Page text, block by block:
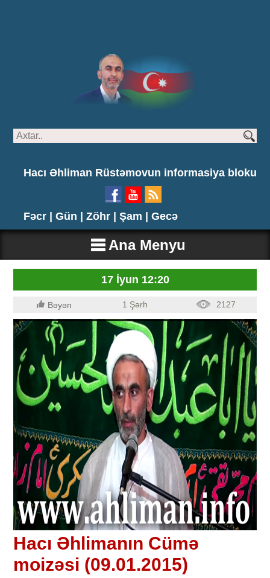
Hacı Əhliman Rüstəmovun informasiya bloku
Fəcr | Gün | Zöhr | Şam | Gecə
Ana Menyu
17 İyun 12:20
Bəyən 1 Şərh 2127
Hacı Əhlimanın Cümə
moizəsi (09.01.2015)